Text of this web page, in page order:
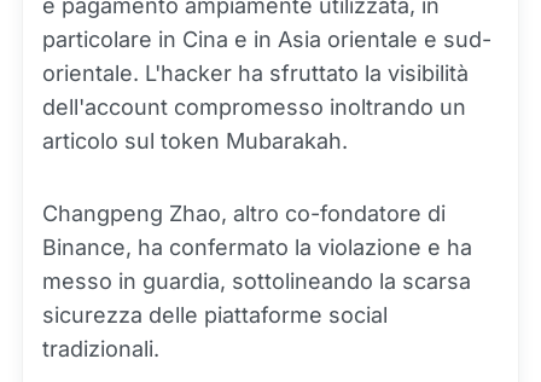
e pagamento ampiamente utilizzata, in
particolare in Cina e in Asia orientale e sud-
orientale. L'hacker ha sfruttato la visibilità
dell'account compromesso inoltrando un
articolo sul token Mubarakah.
Changpeng Zhao, altro co-fondatore di
Binance, ha confermato la violazione e ha
messo in guardia, sottolineando la scarsa
sicurezza delle piattaforme social
tradizionali.